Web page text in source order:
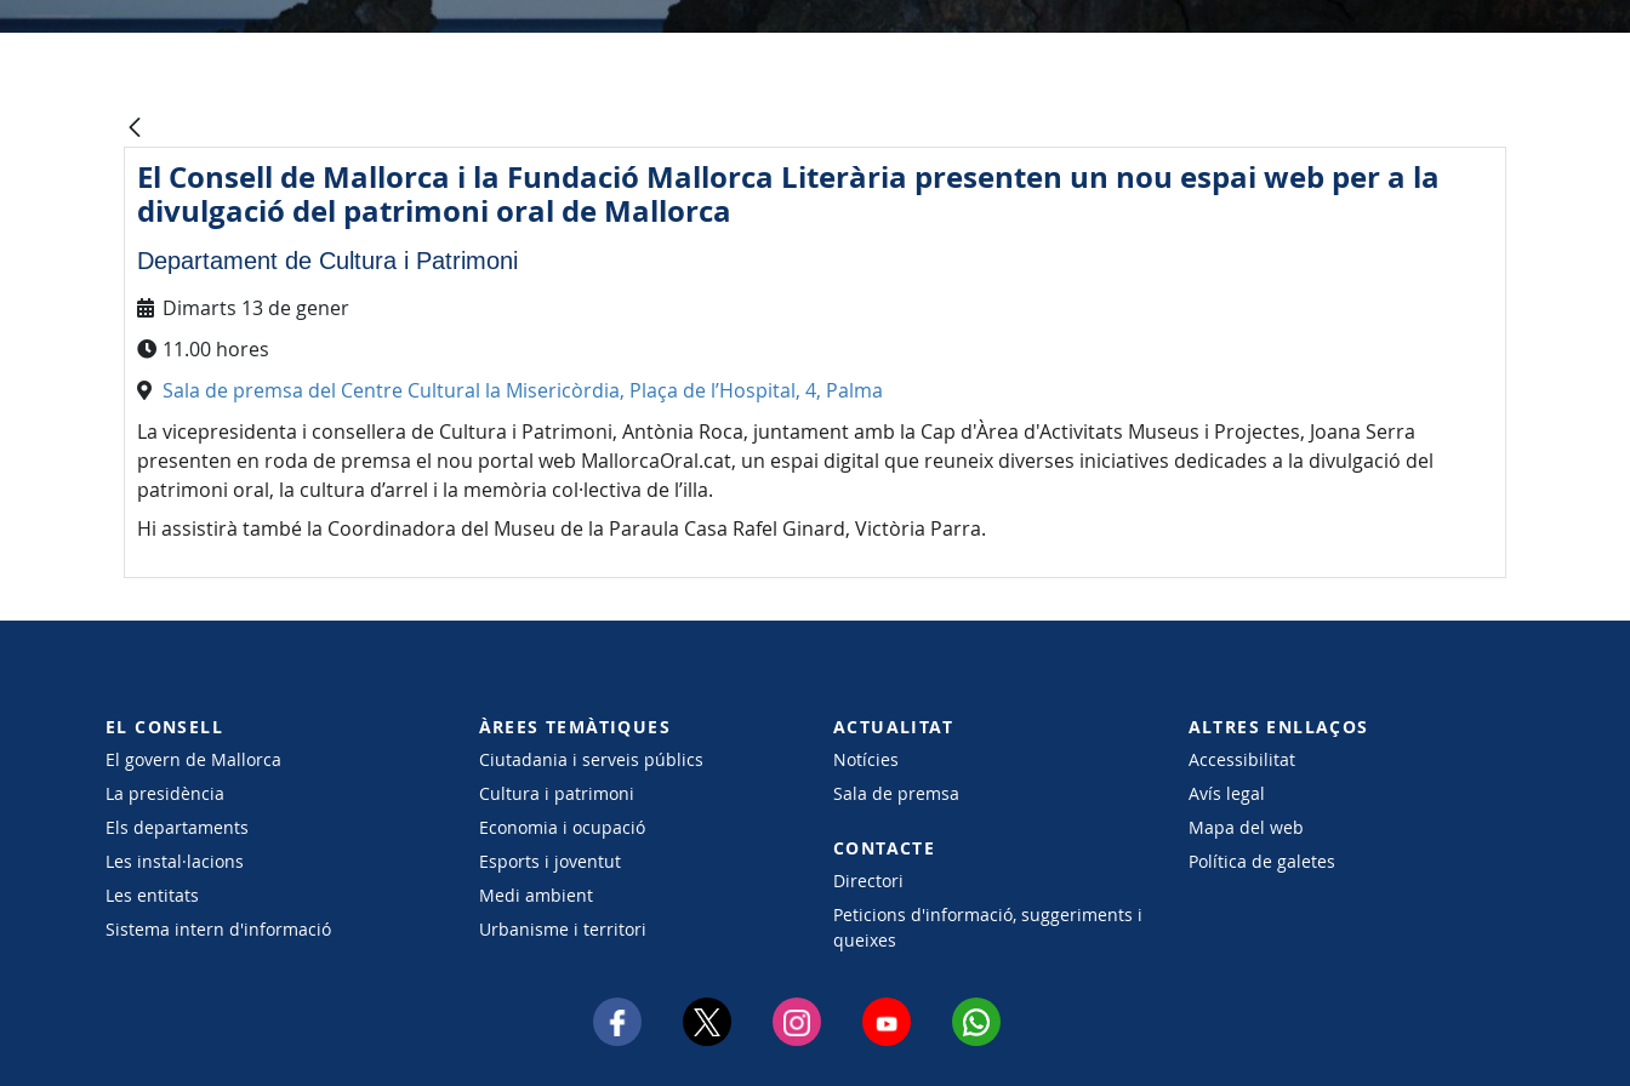
El Consell de Mallorca i la Fundació Mallorca Literària presenten un nou espai web per a la
divulgació del patrimoni oral de Mallorca
Departament de Cultura i Patrimoni
Dimarts 13 de gener
11.00 hores
Sala de premsa del Centre Cultural la Misericòrdia, Plaça de l’Hospital, 4, Palma
La vicepresidenta i consellera de Cultura i Patrimoni, Antònia Roca, juntament amb la Cap d'Àrea d'Activitats Museus i Projectes, Joana Serra
presenten en roda de premsa el nou portal web MallorcaOral.cat, un espai digital que reuneix diverses iniciatives dedicades a la divulgació del
patrimoni oral, la cultura d’arrel i la memòria col·lectiva de l’illa.
Hi assistirà també la Coordinadora del Museu de la Paraula Casa Rafel Ginard, Victòria Parra.
EL CONSELL
El govern de Mallorca
La presidència
Els departaments
Les instal·lacions
Les entitats
Sistema intern d'informació
ÀREES TEMÀTIQUES
Ciutadania i serveis públics
Cultura i patrimoni
Economia i ocupació
Esports i joventut
Medi ambient
Urbanisme i territori
ACTUALITAT
Notícies
Sala de premsa
CONTACTE
Directori
Peticions d'informació, suggeriments i
queixes
ALTRES ENLLAÇOS
Accessibilitat
Avís legal
Mapa del web
Política de galetes